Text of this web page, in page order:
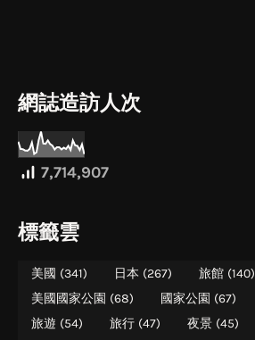
網誌造訪人次
7,714,907
標籤雲
美國 (341) 日本 (267) 旅館 (140)
美國國家公園 (68) 國家公園 (67)
旅遊 (54) 旅行 (47) 夜景 (45)